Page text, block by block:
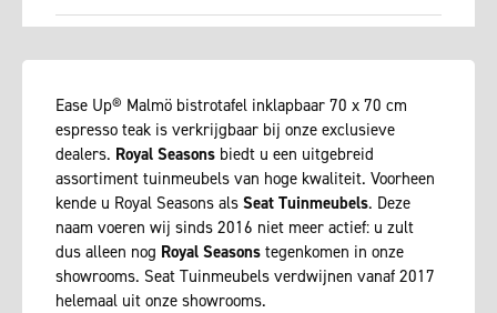
Ease Up® Malmö bistrotafel inklapbaar 70 x 70 cm
espresso teak is verkrijgbaar bij onze exclusieve
dealers. Royal Seasons biedt u een uitgebreid
assortiment tuinmeubels van hoge kwaliteit. Voorheen
kende u Royal Seasons als Seat Tuinmeubels. Deze
naam voeren wij sinds 2016 niet meer actief: u zult
dus alleen nog Royal Seasons tegenkomen in onze
showrooms. Seat Tuinmeubels verdwijnen vanaf 2017
helemaal uit onze showrooms.